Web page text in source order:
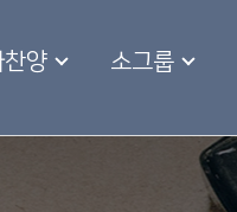
찬양 소그룹